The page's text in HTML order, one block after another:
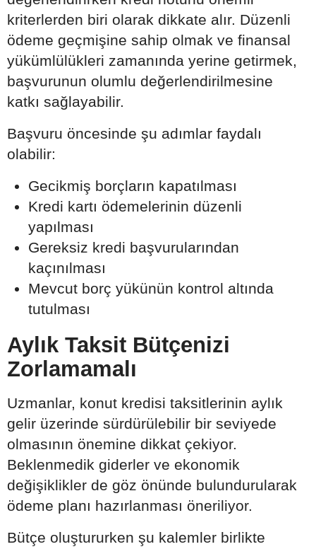
kriterlerden biri olarak dikkate alır. Düzenli
ödeme geçmişine sahip olmak ve finansal
yükümlülükleri zamanında yerine getirmek,
başvurunun olumlu değerlendirilmesine
katkı sağlayabilir.
Başvuru öncesinde şu adımlar faydalı
olabilir:
Gecikmiş borçların kapatılması
Kredi kartı ödemelerinin düzenli
yapılması
Gereksiz kredi başvurularından
kaçınılması
Mevcut borç yükünün kontrol altında
tutulması
Aylık Taksit Bütçenizi
Zorlamamalı
Uzmanlar, konut kredisi taksitlerinin aylık
gelir üzerinde sürdürülebilir bir seviyede
olmasının önemine dikkat çekiyor.
Beklenmedik giderler ve ekonomik
değişiklikler de göz önünde bulundurularak
ödeme planı hazırlanması öneriliyor.
Bütçe oluştururken şu kalemler birlikte